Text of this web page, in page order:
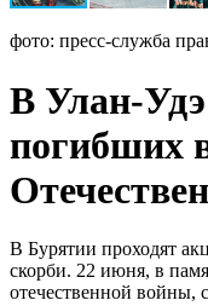
фото: пресс-служба
В Улан-
погибших
В Бурятии проходят
скорби. 22 июня, в
отечественной войны,